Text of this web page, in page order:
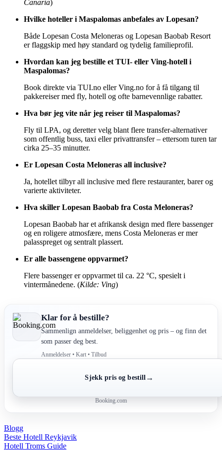
Canaria)
Hvilke hoteller i Maspalomas anbefales av Lopesan?
Både Lopesan Costa Meloneras og Lopesan Baobab Resort
er flaggskip med høy standard og tydelig familieprofil.
Hvordan kan jeg bestille et TUI- eller Ving-hotell i
Maspalomas?
Book direkte via TUI.no eller Ving.no for å få tilgang til
pakkereiser med fly, hotell og ofte barnevennlige rabatter.
Hva bør jeg vite når jeg reiser til Maspalomas?
Fly til LPA, og deretter velg blant flere transfer-alternativer
som offentlig buss, taxi eller privattransfer – ettersom turen tar
cirka 25–35 minutter.
Er Lopesan Costa Meloneras all inclusive?
Ja, hotellet tilbyr all inclusive med flere restauranter, barer og
varierte aktiviteter.
Hva skiller Lopesan Baobab fra Costa Meloneras?
Lopesan Baobab har et afrikansk design med flere bassenger
og en roligere atmosfære, mens Costa Meloneras er mer
palasspreget og sentralt plassert.
Er alle bassengene oppvarmet?
Flere bassenger er oppvarmet til ca. 22 °C, spesielt i
vintermånedene. (Kilde: Ving)
Klar for å bestille?
Sammenlign anmeldelser, beliggenhet og pris – og finn det
som passer deg best.
Anmeldelser • Kart • Tilbud
Sjekk pris og bestill →
Booking.com
Blogg
Post
navigation
Beste Hotell Reykjavik
Hotell Troms Guide